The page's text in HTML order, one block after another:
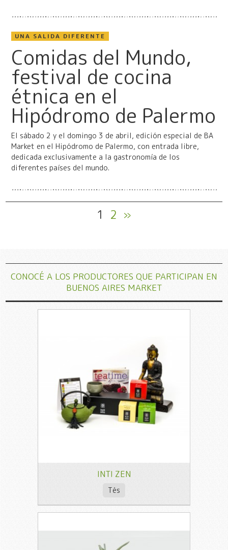
UNA SALIDA DIFERENTE
Comidas del Mundo,
festival de cocina
étnica en el
Hipódromo de Palermo
El sábado 2 y el domingo 3 de abril, edición especial de BA
Market en el Hipódromo de Palermo, con entrada libre,
dedicada exclusivamente a la gastronomía de los
diferentes países del mundo.
1 2 »
CONOCÉ A LOS PRODUCTORES QUE PARTICIPAN EN
BUENOS AIRES MARKET
INTI ZEN
Tés